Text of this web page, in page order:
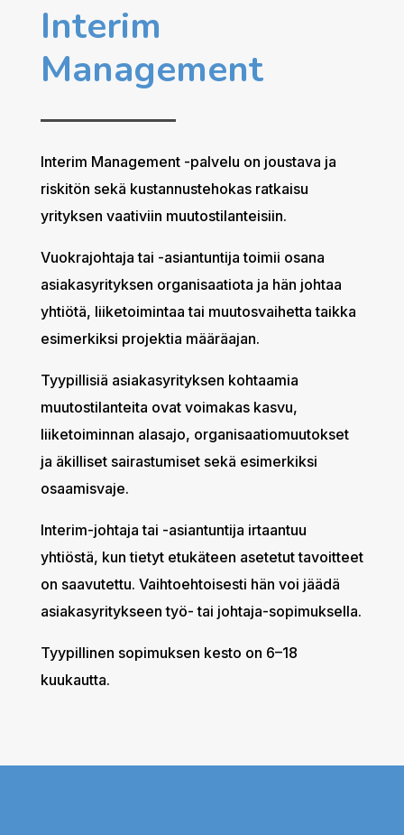
Interim
Management
Interim Management -palvelu on joustava ja
riskitön sekä kustannustehokas ratkaisu
yrityksen vaativiin muutostilanteisiin.
Vuokrajohtaja tai -asiantuntija toimii osana
asiakasyrityksen organisaatiota ja hän johtaa
yhtiötä, liiketoimintaa tai muutosvaihetta taikka
esimerkiksi projektia määräajan.
Tyypillisiä asiakasyrityksen kohtaamia
muutostilanteita ovat voimakas kasvu,
liiketoiminnan alasajo, organisaatiomuutokset
ja äkilliset sairastumiset sekä esimerkiksi
osaamisvaje.
Interim-johtaja tai -asiantuntija irtaantuu
yhtiöstä, kun tietyt etukäteen asetetut tavoitteet
on saavutettu. Vaihtoehtoisesti hän voi jäädä
asiakasyritykseen työ- tai johtaja-sopimuksella.
Tyypillinen sopimuksen kesto on 6–18
kuukautta.